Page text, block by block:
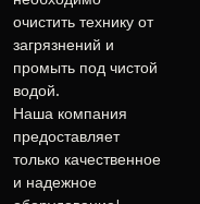
очистить технику от
загрязнений и
промыть под чистой
водой.
Наша компания
предоставляет
только качественное
и надежное